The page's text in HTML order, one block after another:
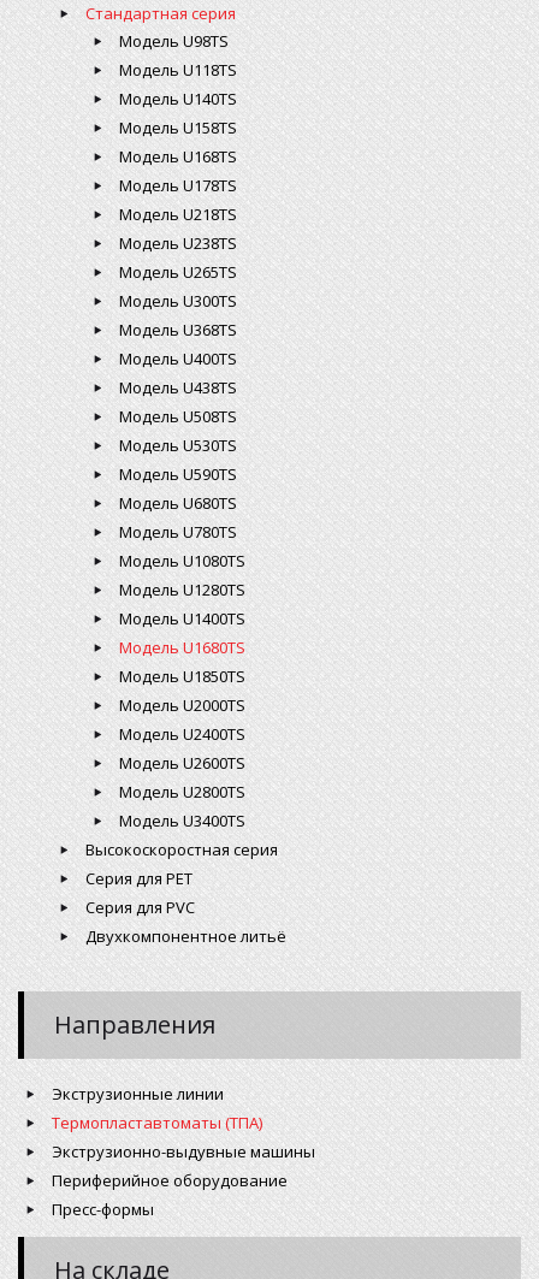
Стандартная серия
Модель U98TS
Модель U118TS
Модель U140TS
Модель U158TS
Модель U168TS
Модель U178TS
Модель U218TS
Модель U238TS
Модель U265TS
Модель U300TS
Модель U368TS
Модель U400TS
Модель U438TS
Модель U508TS
Модель U530TS
Модель U590TS
Модель U680TS
Модель U780TS
Модель U1080TS
Модель U1280TS
Модель U1400TS
Модель U1680TS
Модель U1850TS
Модель U2000TS
Модель U2400TS
Модель U2600TS
Модель U2800TS
Модель U3400TS
Высокоскоростная серия
Серия для PET
Серия для PVC
Двухкомпонентное литьё
Направления
Экструзионные линии
Термопластавтоматы (ТПА)
Экструзионно-выдувные машины
Периферийное оборудование
Пресс-формы
На складе